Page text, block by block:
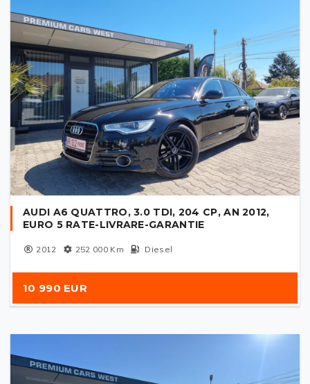
AUDI A6 QUATTRO, 3.0 TDI, 204 CP, AN 2012,
EURO 5 RATE-LIVRARE-GARANTIE
2012 252 000Km Diesel
10 990 EUR